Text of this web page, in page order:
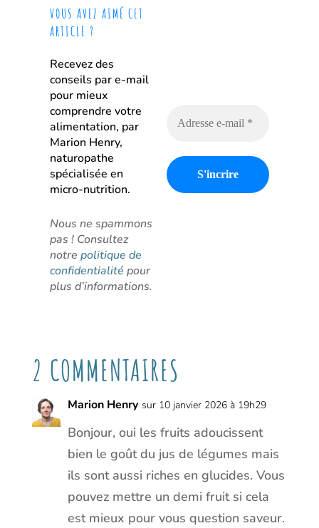
VOUS AVEZ AIMÉ CET
ARTICLE ?
Recevez des
conseils par e-mail
pour mieux
comprendre votre
alimentation, par
Marion Henry,
naturopathe
spécialisée en
micro-nutrition.
Nous ne spammons
pas ! Consultez
notre politique de
confidentialité pour
plus d’informations.
2 COMMENTAIRES
Marion Henry sur 10 janvier 2026 à 19h29
Bonjour, oui les fruits adoucissent
bien le goût du jus de légumes mais
ils sont aussi riches en glucides. Vous
pouvez mettre un demi fruit si cela
est mieux pour vous question saveur.